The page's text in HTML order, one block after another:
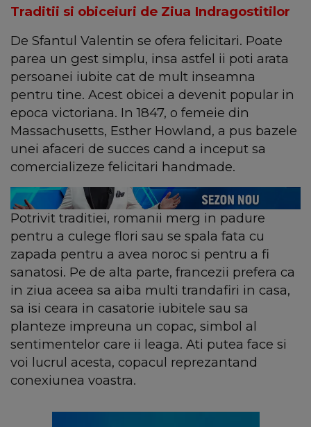
Traditii si obiceiuri de Ziua Indragostitilor
De Sfantul Valentin se ofera felicitari. Poate
parea un gest simplu, insa astfel ii poti arata
persoanei iubite cat de mult inseamna
pentru tine. Acest obicei a devenit popular in
epoca victoriana. In 1847, o femeie din
Massachusetts, Esther Howland, a pus bazele
unei afaceri de succes cand a inceput sa
comercializeze felicitari handmade.
Potrivit traditiei, romanii merg in padure
pentru a culege flori sau se spala fata cu
zapada pentru a avea noroc si pentru a fi
sanatosi. Pe de alta parte, francezii prefera ca
in ziua aceea sa aiba multi trandafiri in casa,
sa isi ceara in casatorie iubitele sau sa
planteze impreuna un copac, simbol al
sentimentelor care ii leaga. Ati putea face si
voi lucrul acesta, copacul reprezantand
conexiunea voastra.